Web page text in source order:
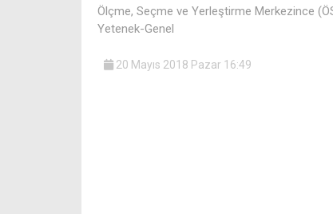
Ölçme, Seçme ve Yerleştirme Merkezince
Yetenek-Genel
20 Mayıs 2018 Pazar 16:49